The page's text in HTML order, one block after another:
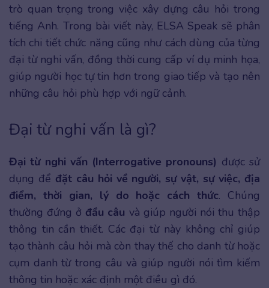
trò quan trọng trong việc xây dựng câu hỏi trong
tiếng Anh. Trong bài viết này, ELSA Speak sẽ phân
tích chi tiết chức năng cũng như cách dùng của từng
đại từ nghi vấn, đồng thời cung cấp ví dụ minh họa,
giúp người học tự tin hơn trong giao tiếp và tạo nên
những câu hỏi phù hợp với ngữ cảnh.
Đại từ nghi vấn là gì?
Đại từ nghi vấn (Interrogative pronouns) được sử
dụng để đặt câu hỏi về người, sự vật, sự việc, địa
điểm, thời gian, lý do hoặc cách thức. Chúng
thường đứng ở đầu câu và giúp người nói thu thập
thông tin cần thiết. Các đại từ này không chỉ giúp
tạo thành câu hỏi mà còn thay thế cho danh từ hoặc
cụm danh từ trong câu và giúp người nói tìm kiếm
thông tin hoặc xác định một điều gì đó.